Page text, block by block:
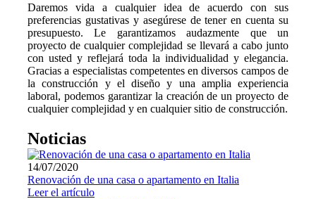
Daremos vida a cualquier idea de acuerdo con sus
preferencias gustativas y asegúrese de tener en cuenta su
presupuesto. Le garantizamos audazmente que un
proyecto de cualquier complejidad se llevará a cabo junto
con usted y reflejará toda la individualidad y elegancia.
Gracias a especialistas competentes en diversos campos de
la construcción y el diseño y una amplia experiencia
laboral, podemos garantizar la creación de un proyecto de
cualquier complejidad y en cualquier sitio de construcción.
Noticias
14/07/2020
Renovación de una casa o apartamento en Italia
Leer el artículo